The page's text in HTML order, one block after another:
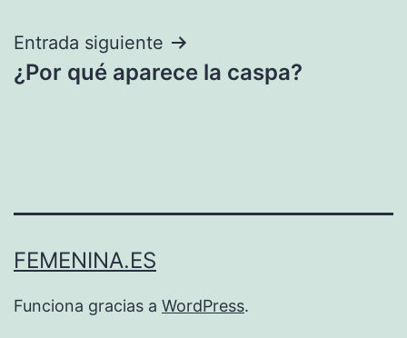
Entrada siguiente
¿Por qué aparece la caspa?
FEMENINA.ES
Funciona gracias a WordPress.